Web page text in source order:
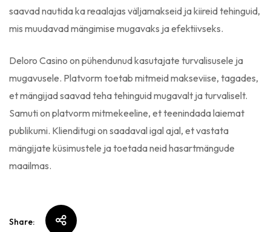
saavad nautida ka reaalajas väljamakseid ja kiireid tehinguid,
mis muudavad mängimise mugavaks ja efektiivseks.
Deloro Casino on pühendunud kasutajate turvalisusele ja
mugavusele. Platvorm toetab mitmeid makseviise, tagades,
et mängijad saavad teha tehinguid mugavalt ja turvaliselt.
Samuti on platvorm mitmekeeline, et teenindada laiemat
publikumi. Klienditugi on saadaval igal ajal, et vastata
mängijate küsimustele ja toetada neid hasartmängude
maailmas.
Share: